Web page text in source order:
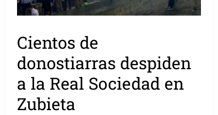
Cientos de
donostiarras despiden
a la Real Sociedad en
Zubieta